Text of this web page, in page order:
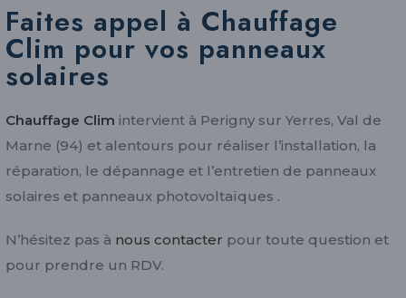
Faites appel à Chauffage
Clim pour vos panneaux
solaires
Chauffage Clim intervient à Perigny sur Yerres, Val de
Marne (94) et alentours pour réaliser l’installation, la
réparation, le dépannage et l’entretien de panneaux
solaires et panneaux photovoltaïques .
N’hésitez pas à nous contacter pour toute question et
pour prendre un RDV.